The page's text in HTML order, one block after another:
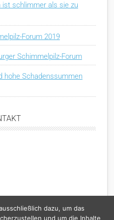
schlimmer als sie zu
Forum 2019
Schimmelpilz-Forum
hohe Schadenssummen
dazu, um das
und um die Inhalte